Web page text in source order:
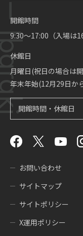
開館時間
9:30～17:00（入場は
休館日
月曜日(祝日の場合は
年末年始(12月29日か
開館時間・休館日
お問い合わせ
サイトマップ
サイトポリシー
X運用ポリシー